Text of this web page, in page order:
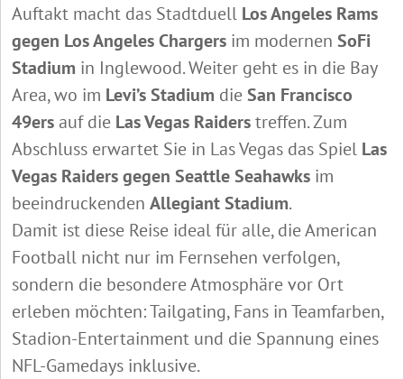
Auftakt macht das Stadtduell Los Angeles Rams
gegen Los Angeles Chargers im modernen SoFi
Stadium in Inglewood. Weiter geht es in die Bay
Area, wo im Levi’s Stadium die San Francisco
49ers auf die Las Vegas Raiderstreffen. Zum
Abschluss erwartet Sie in Las Vegas das Spiel Las
Vegas Raiders gegen Seattle Seahawks im
beeindruckenden Allegiant Stadium.
Damit ist diese Reise ideal für alle, die American
Football nicht nur im Fernsehen verfolgen,
sondern die besondere Atmosphäre vor Ort
erleben möchten: Tailgating, Fans in Teamfarben,
Stadion-Entertainment und die Spannung eines
NFL-Gamedays inklusive.